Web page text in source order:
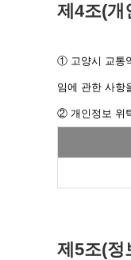
제4조(개
① 고양시 교통
임에 관한 사항
② 개인정보 위
제5조(정